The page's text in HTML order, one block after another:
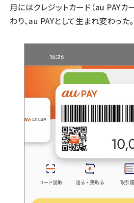
月にはクレジットカード（au PAYカ
わり、au PAYとして生まれ変わった。